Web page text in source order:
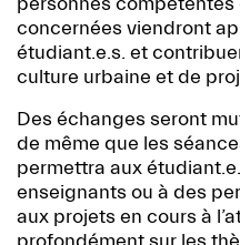
concernées viendront
étudiant.e.s. et
culture urbaine et de
Des échanges seront
de même que les
permettra aux
enseignants ou à des
aux projets en cours à